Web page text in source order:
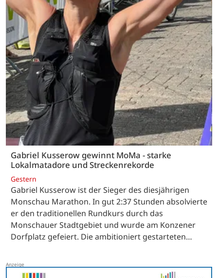
Gabriel Kusserow gewinnt MoMa - starke
Lokalmatadore und Streckenrekorde
Gestern
Gabriel Kusserow ist der Sieger des diesjährigen
Monschau Marathon. In gut 2:37 Stunden absolvierte
er den traditionellen Rundkurs durch das
Monschauer Stadtgebiet und wurde am Konzener
Dorfplatz gefeiert. Die ambitioniert gestarteten…